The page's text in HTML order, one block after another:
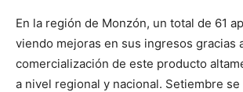
En la región de Monzón, un total de 61
viendo mejoras en sus ingresos gracias
comercialización de este producto
a nivel regional y nacional. Setiembre